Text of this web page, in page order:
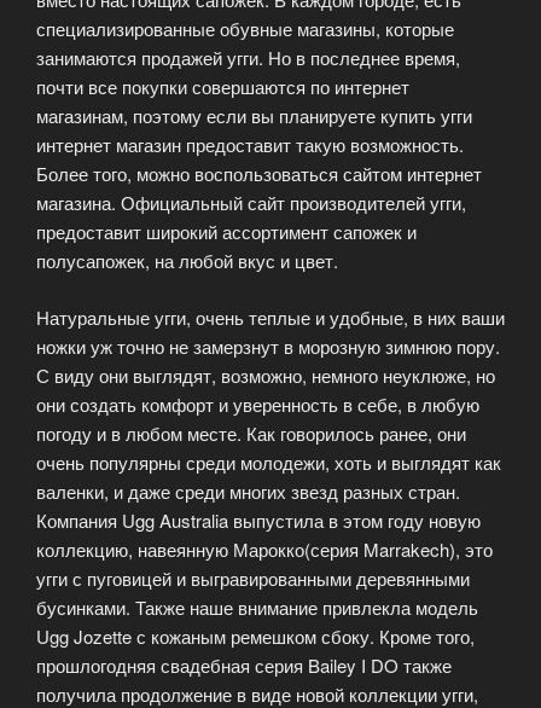
специализированные обувные магазины, которые
занимаются продажей угги. Но в последнее время,
почти все покупки совершаются по интернет
магазинам, поэтому если вы планируете купить угги
интернет магазин предоставит такую возможность.
Более того, можно воспользоваться сайтом интернет
магазина. Официальный сайт производителей угги,
предоставит широкий ассортимент сапожек и
полусапожек, на любой вкус и цвет.
Натуральные угги, очень теплые и удобные, в них ваши
ножки уж точно не замерзнут в морозную зимнюю пору.
С виду они выглядят, возможно, немного неуклюже, но
они создать комфорт и уверенность в себе, в любую
погоду и в любом месте. Как говорилось ранее, они
очень популярны среди молодежи, хоть и выглядят как
валенки, и даже среди многих звезд разных стран.
Компания Ugg Australia выпустила в этом году новую
коллекцию, навеянную Марокко(серия Marrakech), это
угги с пуговицей и выгравированными деревянными
бусинками. Также наше внимание привлекла модель
Ugg Jozette с кожаным ремешком сбоку. Кроме того,
прошлогодняя свадебная серия Bailey I DO также
получила продолжение в виде новой коллекции угги,